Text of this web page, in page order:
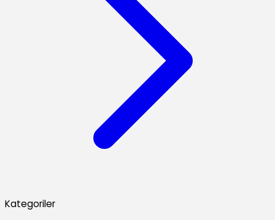
Kategoriler